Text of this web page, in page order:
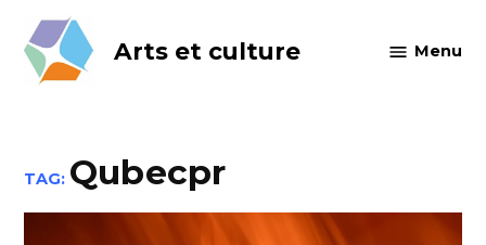
content
Arts et culture Menu
TAG: Qubecpr